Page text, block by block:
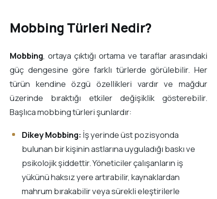
Mobbing Türleri Nedir?
Mobbing, ortaya çıktığı ortama ve taraflar arasındaki
güç dengesine göre farklı türlerde görülebilir. Her
türün kendine özgü özellikleri vardır ve mağdur
üzerinde bıraktığı etkiler değişiklik gösterebilir.
Başlıca mobbing türleri şunlardır:
Dikey Mobbing: İş yerinde üst pozisyonda
bulunan bir kişinin astlarına uyguladığı baskı ve
psikolojik şiddettir. Yöneticiler çalışanların iş
yükünü haksız yere artırabilir, kaynaklardan
mahrum bırakabilir veya sürekli eleştirilerle